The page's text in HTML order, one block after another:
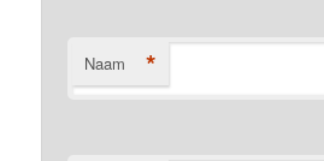
Naam *